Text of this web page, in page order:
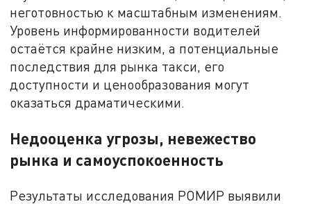
неготовностью к масштабным изменениям.
Уровень информированности водителей
остаётся крайне низким, а потенциальные
последствия для рынка такси, его
доступности и ценообразования могут
оказаться драматическими.
Недооценка угрозы, невежество
рынка и самоуспокоенность
Результаты исследования РОМИР выявили